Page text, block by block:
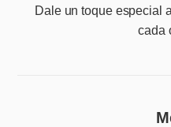
Dale un toque especial
cada